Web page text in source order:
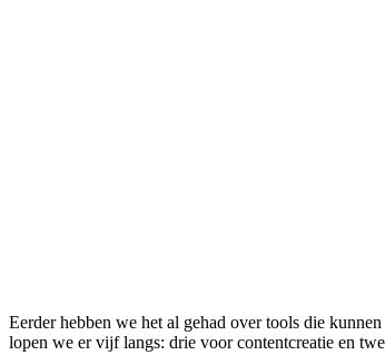
Eerder hebben we het al gehad over tools die
lopen we er vijf langs: drie voor contentcreatie en